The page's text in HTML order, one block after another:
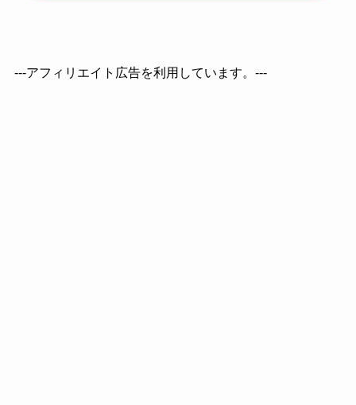
---アフィリエイト広告を利用しています。---